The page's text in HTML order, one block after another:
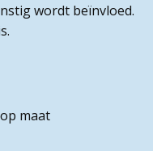
wordt beïnvloed.